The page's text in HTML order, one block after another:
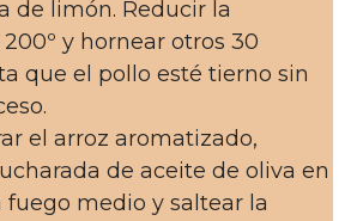
de limón. Reducir la
y hornear otros 30
que el pollo esté tierno sin
el arroz aromatizado,
de aceite de oliva en
fuego medio y saltear la